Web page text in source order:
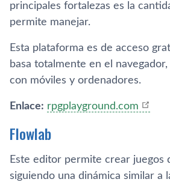
principales fortalezas es la
permite manejar.
Esta plataforma es de acceso
basa totalmente en el
con móviles y ordenadores.
Enlace: rpgplayground.com
Flowlab
Este editor permite crear juegos
siguiendo una dinámica similar a